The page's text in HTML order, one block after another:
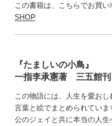
この書籍は、こちらでお買
SHOP
『たましいの小鳥』
一指李承憲著 三五館刊
この物語には、人生を愛お
言葉と絵でまとめられてい
公のジェイと共に本当の人